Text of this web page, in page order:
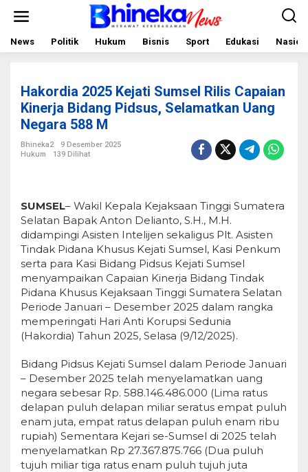
News Politik Hukum Bisnis Sport Edukasi
Hakordia 2025 Kejati Sumsel Rilis Capaian
Kinerja Bidang Pidsus, Selamatkan Uang
Negara 588 M
Bhineka2
9 Desember 2025
Hukum
139 Dilihat
SUMSEL– Wakil Kepala Kejaksaan Tinggi Sumatera
Selatan Bapak Anton Delianto, S.H., M.H.
didampingi Asisten Intelijen sekaligus Plt. Asisten
Tindak Pidana Khusus Kejati Sumsel, Kasi Penkum
serta para Kasi Bidang Pidsus Kejati Sumsel
menyampaikan Capaian Kinerja Bidang Tindak
Pidana Khusus Kejaksaan Tinggi Sumatera Selatan
Periode Januari – Desember 2025 dalam rangka
memperingati Hari Anti Korupsi Sedunia
(Hakordia) Tahun 2025, Selasa (9/12/2025).
Bidang Pidsus Kejati Sumsel dalam Periode Januari
– Desember 2025 telah menyelamatkan uang
negara sebesar Rp. 588.146.486.000 (Lima ratus
delapan puluh delapan miliar seratus empat puluh
enam juta, empat ratus delapan puluh enam ribu
rupiah) Sementara Kejari se-Sumsel di 2025 telah
menyelamatkan Rp 27.367.875.766 (Dua puluh
tujuh miliar tiga ratus enam puluh tujuh juta